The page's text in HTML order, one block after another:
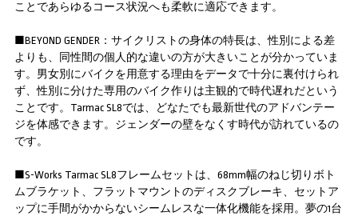
ことであらゆるコース状況へも柔軟に適応できます。
■BEYOND GENDER：サイクリストの身体の特長は、性別による差
よりも、同性間の個人的な違いの方が大きいことが分かっていま
す。男女別にバイクを用意する理由をデータで十分に裏付けられ
ず、性別に分けた専用のバイク作りは主観的で時代遅れだという
ことです。Tarmac SL8では、どなたでも最新世代のアドバンテー
ジを体感できます。ジェンダーの壁をなくす時代が訪れているの
です。
■S-Works Tarmac SL8フレームセットは、68mm幅のねじ切りボト
ムブラケット、フラットマウントのディスクブレーキ、セットア
ップに手間がかからないシームレスな一体化機能を採用。夢の1台